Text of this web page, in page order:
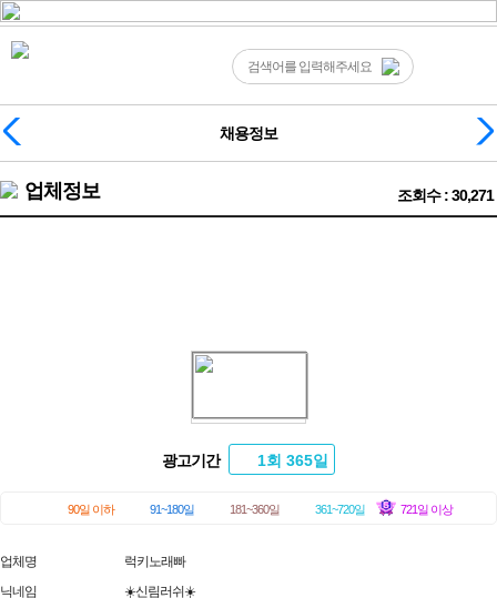
채용정보
업체정보 조회수 : 30,271
광고기간 1회 365일
90일 이하 91~180일 181~360일 361~720일 721일 이상
업체명
럭키노래빠
닉네임
☀️신림러쉬☀️